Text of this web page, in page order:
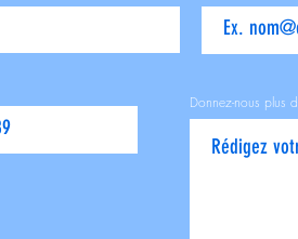
Donnez-nous plus